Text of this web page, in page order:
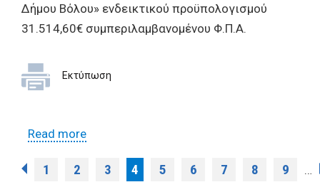
Δήμου Βόλου» ενδεικτικού προϋπολογισμού
31.514,60€ συμπεριλαμβανομένου Φ.Π.Α.
Εκτύπωση
Read moreabout Προμήθεια πλαστικών σάκων
Pages
1 2 3 4 5 6 7 8 9 …